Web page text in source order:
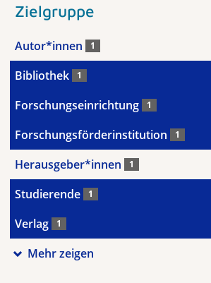
Zielgruppe
Autor*innen 1
Bibliothek 1
Forschungseinrichtung 1
Forschungsförderinstitution 1
Herausgeber*innen 1
Studierende 1
Verlag 1
Mehr zeigen